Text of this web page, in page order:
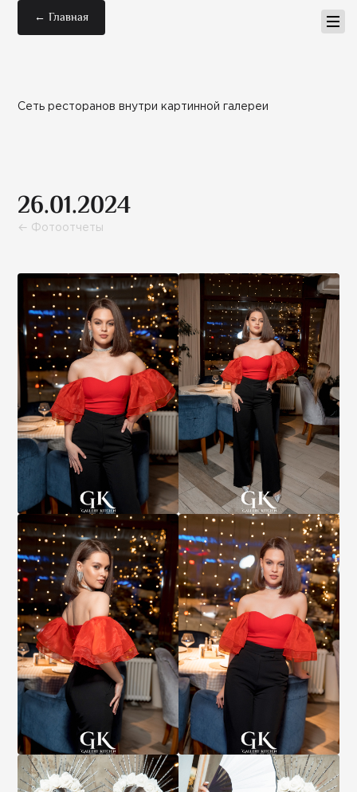
← Главная
Сеть ресторанов внутри картинной галереи
26.01.2024
← Фотоотчеты